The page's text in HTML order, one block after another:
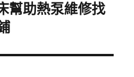
幫助熱泵維修找